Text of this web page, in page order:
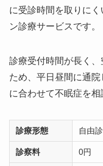
に受診時間を取りに
ン診療サービスです。
診療受付時間が長く
ため、平日昼間に通
に合わせて不眠症を相
診療形態 自由
診察料 0円